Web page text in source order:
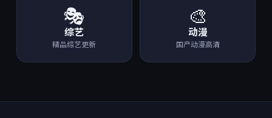
🎭
综艺
精品综艺更新
🎨
动漫
国产动漫高清